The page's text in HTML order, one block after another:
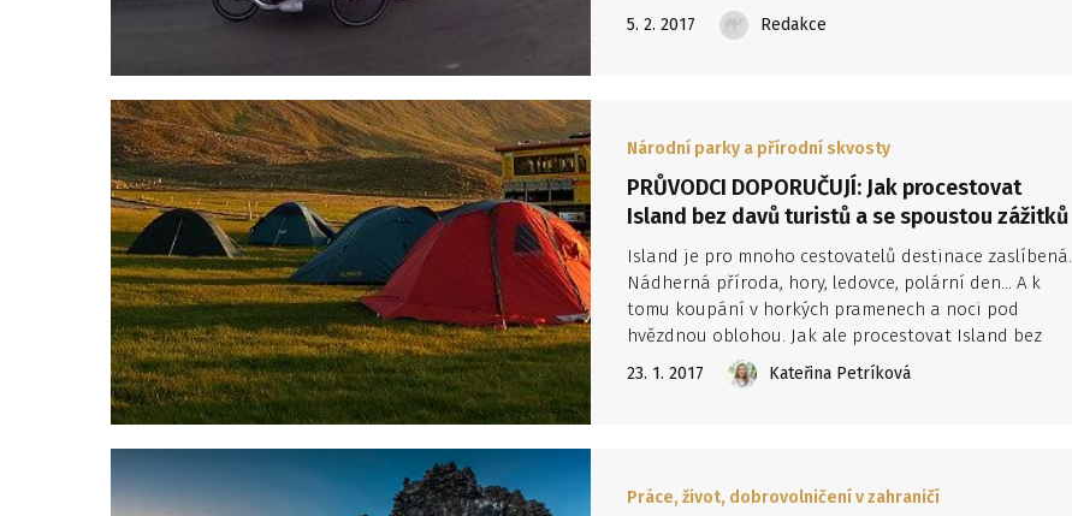
5. 2. 2017 Redakce
Národní parky a přírodní skvosty
PRŮVODCI DOPORUČUJÍ: Jak procestovat
Island bez davů turistů a se spoustou zážitků
Island je pro mnoho cestovatelů destinace zaslíbená.
Nádherná příroda, hory, ledovce, polární den… A k
tomu koupání v horkých pramenech a noci pod
hvězdnou oblohou. Jak ale procestovat Island bez
davů ostatních senzacechtivých turistů? Inspirujte se
v rozhovoru s Honzou Kolandou, průvodcem CK
23. 1. 2017 Kateřina Petríková
Práce, život, dobrovolničení v zahraničí